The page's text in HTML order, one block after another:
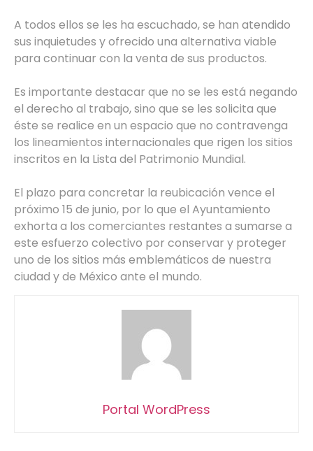
A todos ellos se les ha escuchado, se han atendido
sus inquietudes y ofrecido una alternativa viable
para continuar con la venta de sus productos.
Es importante destacar que no se les está negando
el derecho al trabajo, sino que se les solicita que
éste se realice en un espacio que no contravenga
los lineamientos internacionales que rigen los sitios
inscritos en la Lista del Patrimonio Mundial.
El plazo para concretar la reubicación vence el
próximo 15 de junio, por lo que el Ayuntamiento
exhorta a los comerciantes restantes a sumarse a
este esfuerzo colectivo por conservar y proteger
uno de los sitios más emblemáticos de nuestra
ciudad y de México ante el mundo.
Portal WordPress